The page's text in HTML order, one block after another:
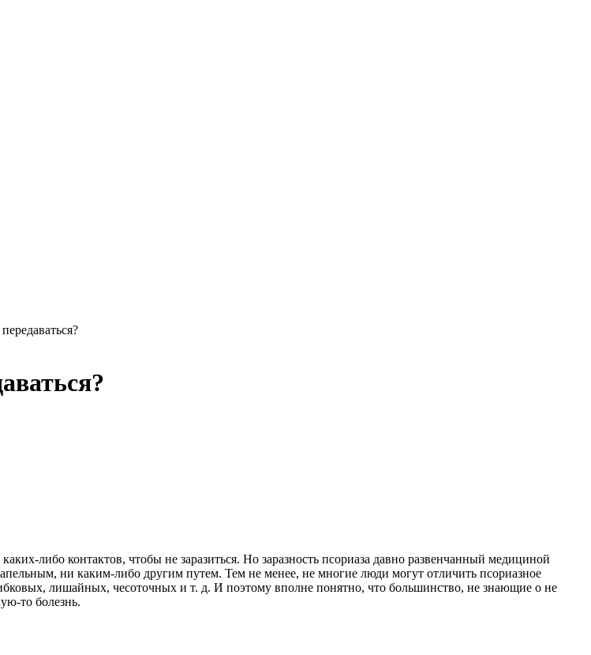
либо контактов, чтобы не заразиться. Но заразность псориаза давно развенчанный медициной
ни каким-либо другим путем. Тем не менее, не многие люди могут отличить псориазное
лишайных, чесоточных и т. д. И поэтому вполне понятно, что большинство, не знающие о не
то болезнь.